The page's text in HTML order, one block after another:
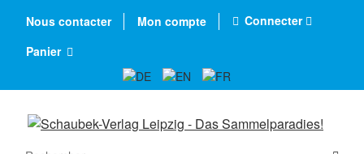
Nous contacter Mon compte
Connecter
Panier